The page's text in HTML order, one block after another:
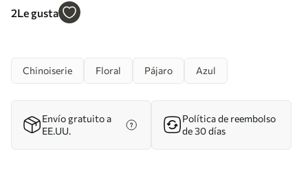
ramas a01132
2Le gusta
Chinoiserie Floral Pájaro Azul
Envío gratuito a
EE.UU.
Política de reembolso
de 30 días